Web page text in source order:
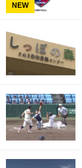
NEW